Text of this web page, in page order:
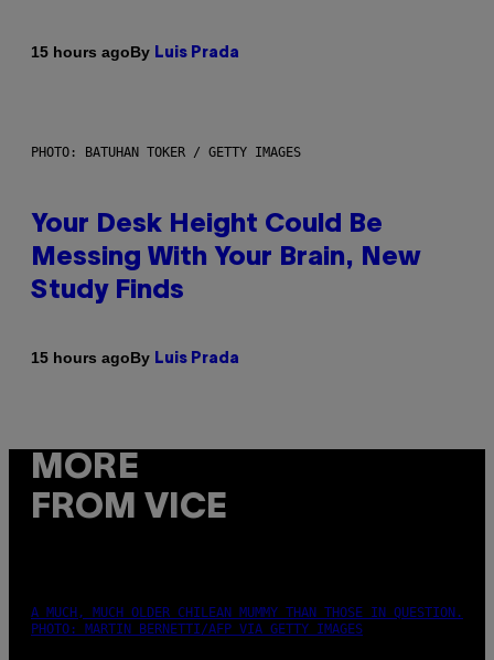
15 hours agoBy Luis Prada
PHOTO: BATUHAN TOKER / GETTY IMAGES
Your Desk Height Could Be
Messing With Your Brain, New
Study Finds
15 hours agoBy Luis Prada
MORE
FROM VICE
A MUCH, MUCH OLDER CHILEAN MUMMY THAN THOSE IN QUESTION.
PHOTO: MARTIN BERNETTI/AFP VIA GETTY IMAGES